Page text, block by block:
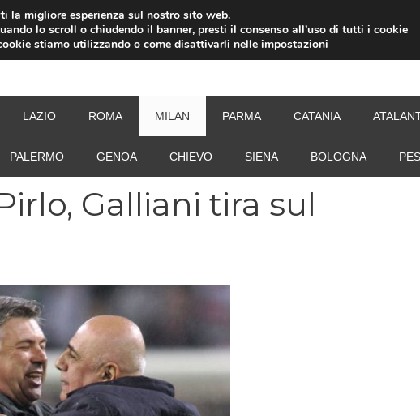
LAZIO ROMA MILAN PARMA CATANIA
PALERMO GENOA CHIEVO SIENA BOLOGNA
Galliani tira sul
la migliore esperienza sul nostro sito web.
lo scroll o chiudendo il banner, presti il consenso all’uso di tutti i cookie
stiamo utilizzando o come disattivarli nelleimpostazioni